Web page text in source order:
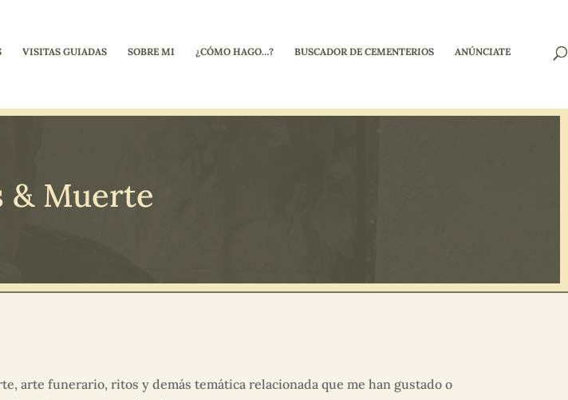
VISITAS GUIADAS SOBRE MI ¿CÓMO HAGO…? BUSCADOR DE CEMENTERIOS ANÚNCIATE
& Muerte
arte funerario, ritos y demás temática relacionada que me han gustado o